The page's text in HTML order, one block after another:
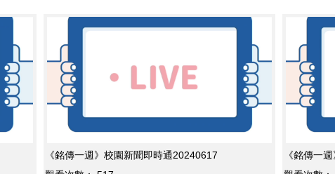
《銘傳一週》校園新聞即時通20240617
《銘傳一